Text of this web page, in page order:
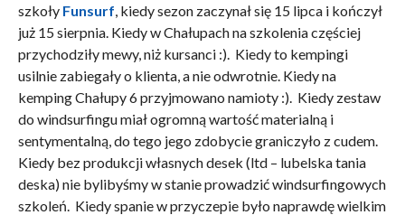
szkoły Funsurf , kiedy sezon zaczynał się 15 lipca i kończył
już 15 sierpnia. Kiedy w Chałupach na szkolenia częściej
przychodziły mewy, niż kursanci :). Kiedy to kempingi
usilnie zabiegały o klienta, a nie odwrotnie. Kiedy na
kemping Chałupy 6 przyjmowano namioty :). Kiedy zestaw
do windsurfingu miał ogromną wartość materialną i
sentymentalną, do tego jego zdobycie graniczyło z cudem.
Kiedy bez produkcji własnych desek (ltd – lubelska tania
deska) nie bylibyśmy w stanie prowadzić windsurfingowych
szkoleń. Kiedy spanie w przyczepie było naprawdę wielkim